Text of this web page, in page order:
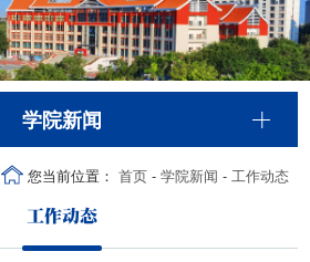
学院新闻
工作动态
您当前位置： 首页- 学院新闻 - 工作动态